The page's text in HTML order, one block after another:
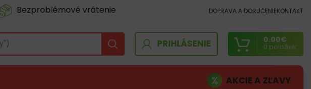
Bezproblémové vrátenie DOPRAVA A DORUČENIEKONTAKT
PRIHLÁSENIE 0 položiek
0.00€
AKCIE A ZĽAVY